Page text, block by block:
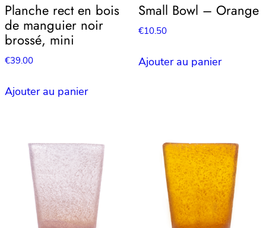
Planche rect en bois
de manguier noir
brossé, mini
€39.00
Ajouter au panier
Small Bowl – Orange
€10.50
Ajouter au panier